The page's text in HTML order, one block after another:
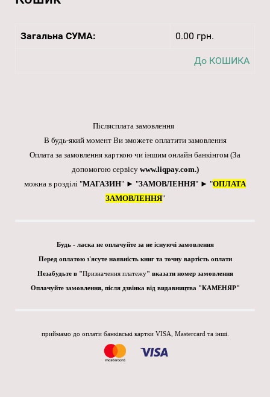
Загальна СУМА: 0.00 грн.
До КОШИКА
Післясплата замовлення
В будь-який момент Ви зможете оплатити замовлення
Оплата за замовлення карткою чи іншим онлайн банкінгом (За
допомогою сервісу www.liqpay.com.)
можна в розділі "МАГАЗИН" ► "ЗАМОВЛЕННЯ" ► "ОПЛАТА
ЗАМОВЛЕННЯ"
Будь - ласка не оплачуйте за не існуючі замовлення
Перед оплатою з'ясуте наявність книг та точну вартість оплати
Незабудьте в "Призначення платежу" вказати номер замовлення
Оплачуйте замовлення, після дзвінка від видавництва "КАМЕНЯР"
приймамо до оплати банківські картки VISA, Mastercard та інші.